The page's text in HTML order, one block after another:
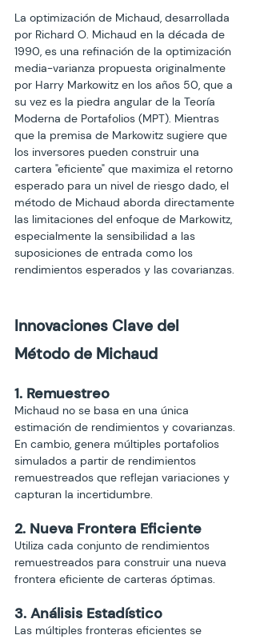
La optimización de Michaud, desarrollada
por Richard O. Michaud en la década de
1990, es una refinación de la optimización
media-varianza propuesta originalmente
por Harry Markowitz en los años 50, que a
su vez es la piedra angular de la Teoría
Moderna de Portafolios (MPT). Mientras
que la premisa de Markowitz sugiere que
los inversores pueden construir una
cartera "eficiente" que maximiza el retorno
esperado para un nivel de riesgo dado, el
método de Michaud aborda directamente
las limitaciones del enfoque de Markowitz,
especialmente la sensibilidad a las
suposiciones de entrada como los
rendimientos esperados y las covarianzas.
Innovaciones Clave del
Método de Michaud
1. Remuestreo
Michaud no se basa en una única
estimación de rendimientos y covarianzas.
En cambio, genera múltiples portafolios
simulados a partir de rendimientos
remuestreados que reflejan variaciones y
capturan la incertidumbre.
2. Nueva Frontera Eficiente
Utiliza cada conjunto de rendimientos
remuestreados para construir una nueva
frontera eficiente de carteras óptimas.
3. Análisis Estadístico
Las múltiples fronteras eficientes se